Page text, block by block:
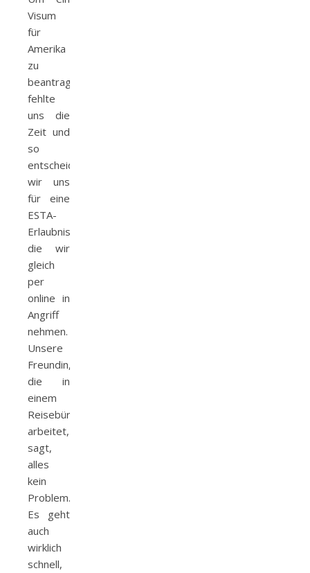
Visum
für
Amerika
zu
beantragen
fehlte
uns die
Zeit und
so
entscheiden
wir uns
für eine
ESTA-
Erlaubnis,
die wir
gleich
per
online in
Angriff
nehmen.
Unsere
Freundin,
die in
einem
Reisebüro
arbeitet,
sagt,
alles
kein
Problem.
Es geht
auch
wirklich
schnell,